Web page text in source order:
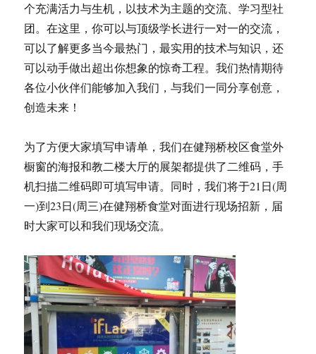
个充满活力与生机，以技术为主题的交流、学习型社
团。在这里，你可以与顶级学长进行一对一的交流，
可以了解更多当今最热门，最实用的技术与知识，还
可以动手做出超出你想象的惊奇工程。我们热情期待
各位小伙伴们能够加入我们，与我们一同分享创意，
创造未来！
为了方便大家填写申请单，我们在健翔桥校区食堂外
橱窗的海报和教二楼大厅的展架都提供了二维码，手
机扫描二维码即可填写申请。同时，我们将于21日(周
一)到23日(周三)在健翔桥食堂对面进行现场招新，届
时大家可以和我们现场交流。